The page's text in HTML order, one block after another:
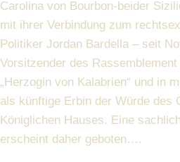
Carolina von Bourbon-beider
mit ihrer Verbindung zum
Politiker Jordan Bardella – seit
Vorsitzender des
„Herzogin von Kalabrien“ und in
als künftige Erbin der Würde des
Königlichen Hauses. Eine
erscheint daher geboten….